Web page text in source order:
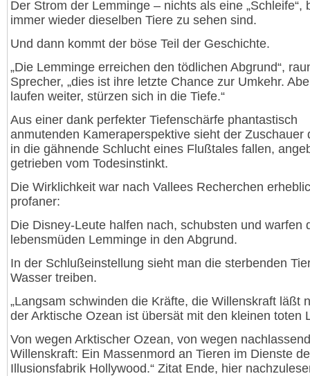
Der Strom der Lemminge – nichts als eine „Schleife“,
immer wieder dieselben Tiere zu sehen sind.
Und dann kommt der böse Teil der Geschichte.
„Die Lemminge erreichen den tödlichen Abgrund“,
Sprecher, „dies ist ihre letzte Chance zur Umkehr.
laufen weiter, stürzen sich in die Tiefe.“
Aus einer dank perfekter Tiefenschärfe phantastisch
anmutenden Kameraperspektive sieht der Zuschauer
in die gähnende Schlucht eines Flußtales fallen,
getrieben vom Todesinstinkt.
Die Wirklichkeit war nach Vallees Recherchen
profaner:
Die Disney-Leute halfen nach, schubsten und warfen
lebensmüden Lemminge in den Abgrund.
In der Schlußeinstellung sieht man die sterbenden
Wasser treiben.
„Langsam schwinden die Kräfte, die Willenskraft läßt
der Arktische Ozean ist übersät mit den kleinen toten
Von wegen Arktischer Ozean, von wegen
Willenskraft: Ein Massenmord an Tieren im Dienste
Illusionsfabrik Hollywood.“ Zitat Ende, hier